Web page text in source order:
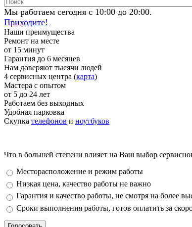
Мы работаем сегодня с 10:00 до 20:00.
Приходите!
Наши преимущества
Ремонт на месте
от 15 минут
Гарантия до 6 месяцев
Нам доверяют тысячи людей
4 сервисных центра (карта)
Мастера с опытом
от 5 до 24 лет
Работаем без выходных
Удобная парковка
Скупка телефонов и ноутбуков
Что в большей степени влияет на Ваш выбор
Варианты
Месторасположение и режим работы
Низкая цена, качество работы не важно
Гарантия и качество работы, не смотря на более
Сроки выполнения работы, готов оплатить за